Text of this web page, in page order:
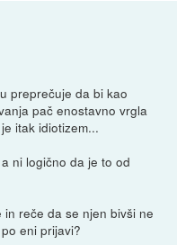
preprečuje da bi kao
pač enostavno vrgla
itak idiotizem...
ni logično da je to od
reče da se njen bivši ne
eni prijavi?